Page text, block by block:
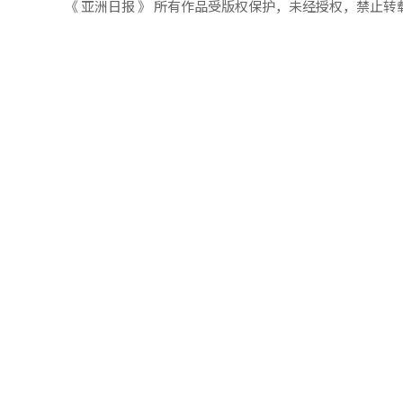
《 亚洲日报 》 所有作品受版权保护，未经授权，禁止转